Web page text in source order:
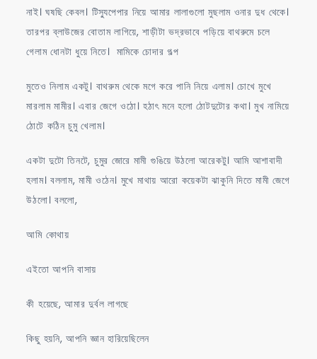
নাই। ঘষছি কেবল। টিস্যুপেপার নিয়ে আমার লালাগুলো মুছলাম ওনার দুধ থেকে।
তারপর ব্লাউজের বোতাম লাগিয়ে, শাড়ীটা ভদ্রভাবে পড়িয়ে বাথরুমে চলে
গেলাম ধোনটা ধুয়ে নিতে। মামিকে চোদার গল্প
মুতেও নিলাম একটু। বাথরুম থেকে মগে করে পানি নিয়ে এলাম। চোখে মুখে
মারলাম মামীর। এবার জেগে ওঠো। হঠাৎ মনে হলো ঠোটদুটোর কথা। মুখ নামিয়ে
ঠোটে কঠিন চুমু খেলাম।
একটা দুটো তিনটে, চুমুর জোরে মামী গুঙিয়ে উঠলো আরেকটু। আমি আশাবাদী
হলাম। বললাম, মামী ওঠেন। মুখে মাথায় আরো কয়েকটা ঝাকুনি দিতে মামী জেগে
উঠলো। বললো,
আমি কোথায়
এইতো আপনি বাসায়
কী হয়েছে, আমার দুর্বল লাগছে
কিছু হয়নি, আপনি জ্ঞান হারিয়েছিলেন